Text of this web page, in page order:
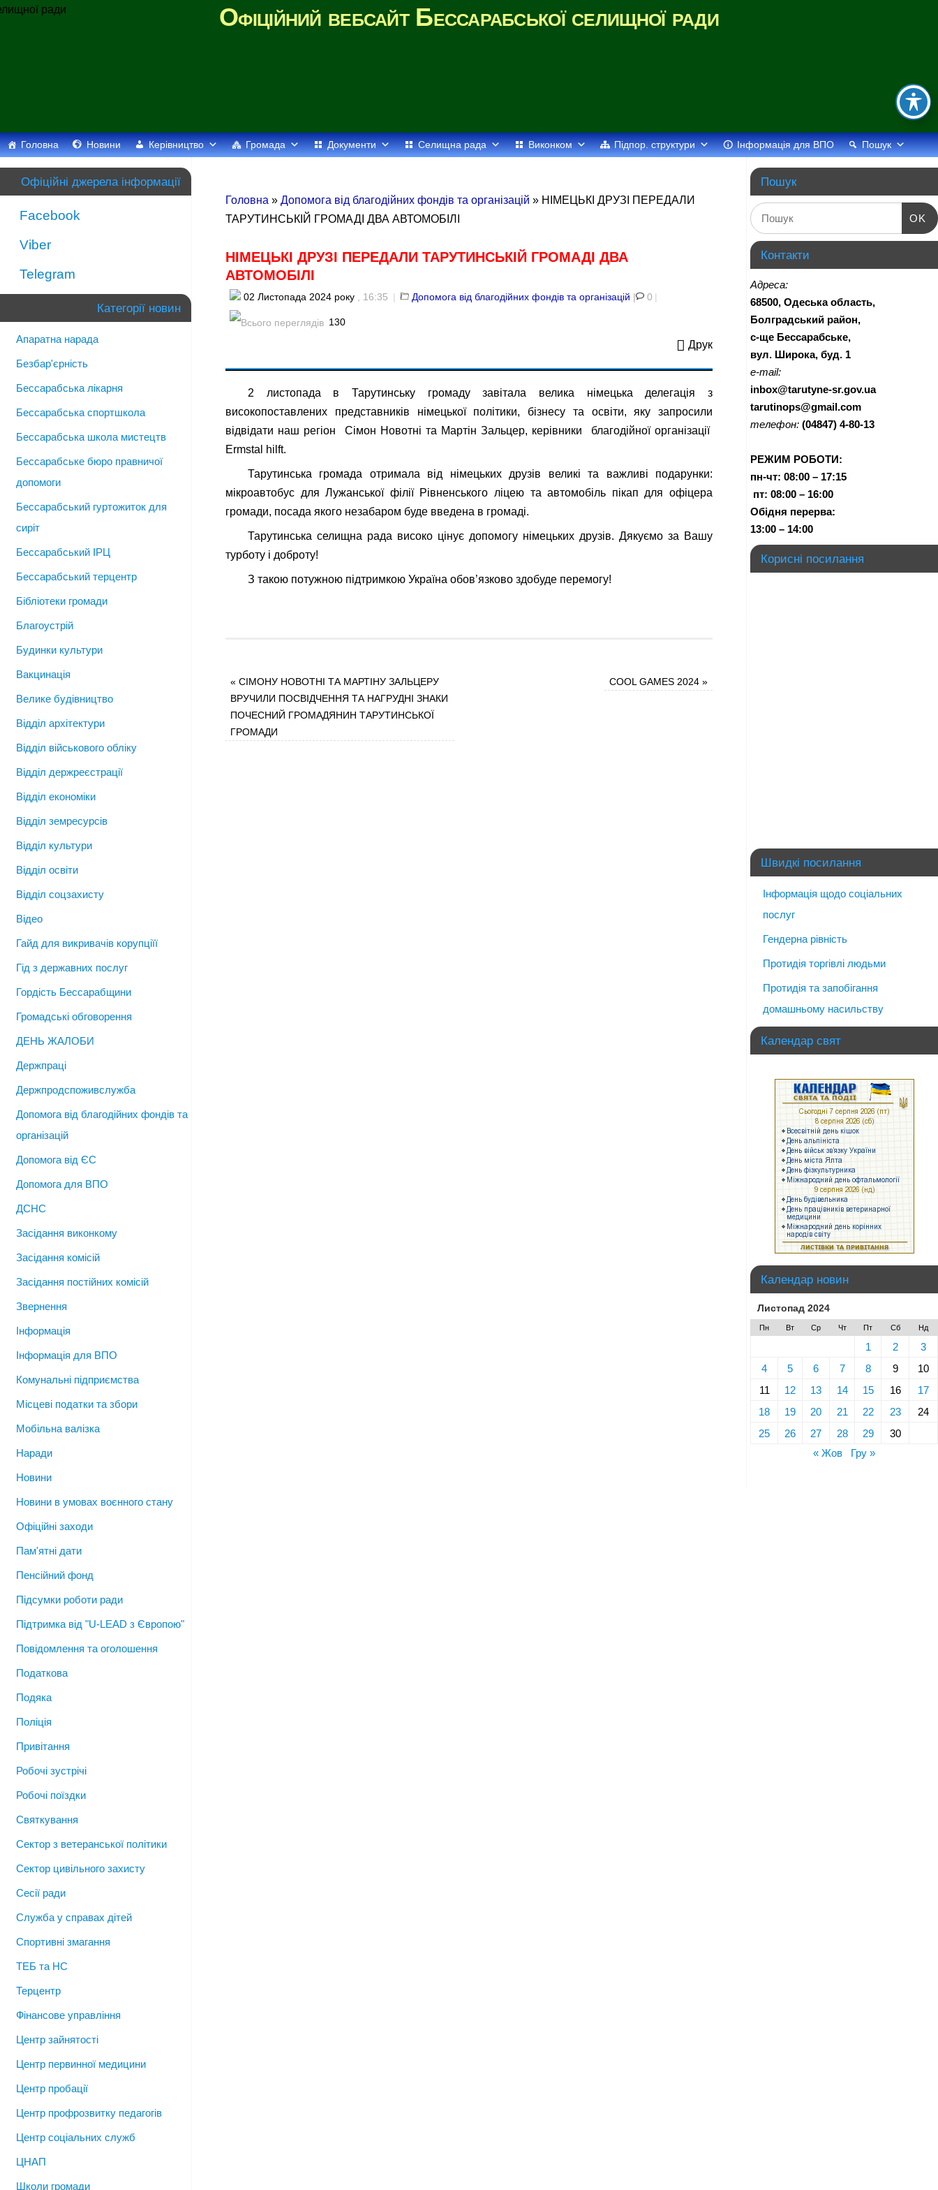
Офіційний вебсайт Бессарабської селищної ради
Головна Новини Керівництво Громада Документи Селищна рада Виконком Підпор. структури Інформація для ВПО Пошук
Головна » Допомога від благодійних фондів та організацій » НІМЕЦЬКІ ДРУЗІ ПЕРЕДАЛИ
ТАРУТИНСЬКІЙ ГРОМАДІ ДВА АВТОМОБІЛІ
НІМЕЦЬКІ ДРУЗІ ПЕРЕДАЛИ ТАРУТИНСЬКІЙ ГРОМАДІ ДВА
АВТОМОБІЛІ
02 Листопада 2024 року , 16:35 | Допомога від благодійних фондів та організацій | 0 |
130
Друк
2 листопада в Тарутинську громаду завітала велика німецька делегація з
високопоставлених представників німецької політики, бізнесу та освіти, яку запросили
відвідати наш регіон Сімон Новотні та Мартін Зальцер, керівники благодійної організації
Ermstal hilft.
Тарутинська громада отримала від німецьких друзів великі та важливі подарунки:
мікроавтобус для Лужанської філії Рівненського ліцею та автомобіль пікап для офіцера
громади, посада якого незабаром буде введена в громаді.
Тарутинська селищна рада високо цінує допомогу німецьких друзів. Дякуємо за Вашу
турботу і доброту!
З такою потужною підтримкою Україна обов’язково здобуде перемогу!
« СІМОНУ НОВОТНІ ТА МАРТІНУ ЗАЛЬЦЕРУ
ВРУЧИЛИ ПОСВІДЧЕННЯ ТА НАГРУДНІ ЗНАКИ
ПОЧЕСНИЙ ГРОМАДЯНИН ТАРУТИНСЬКОЇ
ГРОМАДИ
COOL GAMES 2024»
Офіційні джерела інформації
Facebook
Viber
Telegram
Категорії новин
Апаратна нарада
Безбар'єрність
Бессарабська лікарня
Бессарабська спортшкола
Бессарабська школа мистецтв
Бессарабське бюро правничої
допомоги
Бессарабський гуртожиток для
сиріт
Бессарабський ІРЦ
Бессарабський терцентр
Бібліотеки громади
Благоустрій
Будинки культури
Вакцинація
Велике будівництво
Відділ архітектури
Відділ військового обліку
Відділ держреєстрації
Відділ економіки
Відділ земресурсів
Відділ культури
Відділ освіти
Відділ соцзахисту
Відео
Гайд для викривачів корупціїї
Гід з державних послуг
Гордість Бессарабщини
Громадські обговорення
ДЕНЬ ЖАЛОБИ
Держпраці
Держпродспоживслужба
Допомога від благодійних фондів та
організацій
Допомога від ЄС
Допомога для ВПО
ДСНС
Засідання виконкому
Засідання комісій
Засідання постійних комісій
Звернення
Інформація
Інформація для ВПО
Комунальні підприємства
Місцеві податки та збори
Мобільна валізка
Наради
Новини
Новини в умовах воєнного стану
Офіційні заходи
Пам'ятні дати
Пенсійний фонд
Підсумки роботи ради
Підтримка від "U-LEAD з Європою"
Повідомлення та оголошення
Податкова
Подяка
Поліція
Привітання
Робочі зустрічі
Робочі поїздки
Святкування
Сектор з ветеранської політики
Сектор цивільного захисту
Сесії ради
Служба у справах дітей
Спортивні змагання
ТЕБ та НС
Терцентр
Фінансове управління
Центр зайнятості
Центр первинної медицини
Центр пробації
Центр профрозвитку педагогів
Центр соціальних служб
ЦНАП
Школи громади
Пошук
OK
Контакти
Адреса:
68500, Одеська область,
Болградський район,
с-ще Бессарабське,
вул. Широка, буд. 1
e-mail:
inbox@tarutyne-sr.gov.ua
tarutinops@gmail.com
телефон: (04847) 4-80-13
РЕЖИМ РОБОТИ:
пн-чт: 08:00 – 17:15
пт: 08:00 – 16:00
Обідня перерва:
13:00 – 14:00
Корисні посилання
Швидкі посилання
Інформація щодо соціальних
послуг
Гендерна рівність
Протидія торгівлі людьми
Протидія та запобігання
домашньому насильству
Календар свят
Календар новин
Листопад 2024
Пн Вт Ср Чт Пт Сб Нд
1 2
3
4
5 6 7 8 9
10
11
12 13 14 15 16
17
18
19 20 21 22 23
24
25
26 27 28 29
30
« Жов
Гру »